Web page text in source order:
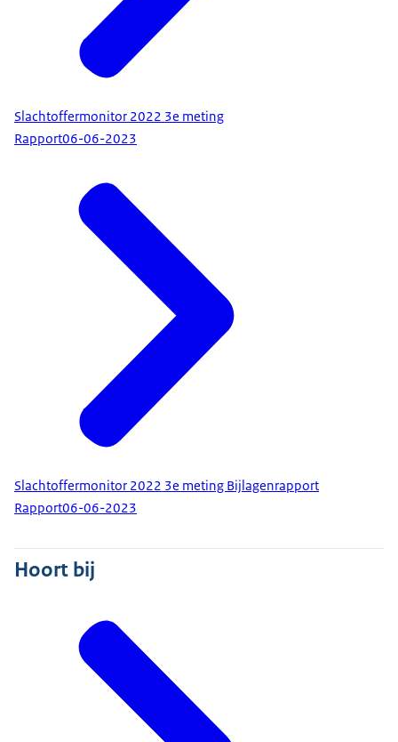
Slachtoffermonitor 2022 3e meting
Rapport06-06-2023
Slachtoffermonitor 2022 3e meting Bijlagenrapport
Rapport06-06-2023
Hoort bij